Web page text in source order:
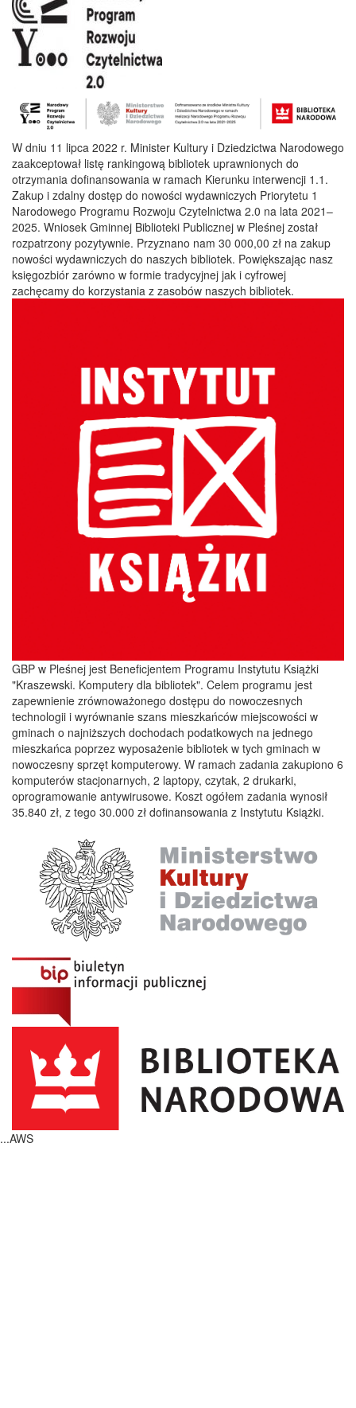
W dniu 11 lipca 2022 r. Minister Kultury i Dziedzictwa Narodowego
zaakceptował listę rankingową bibliotek uprawnionych do
otrzymania dofinansowania w ramach Kierunku interwencji 1.1.
Zakup i zdalny dostęp do nowości wydawniczych Priorytetu 1
Narodowego Programu Rozwoju Czytelnictwa 2.0 na lata 2021–
2025. Wniosek Gminnej Biblioteki Publicznej w Pleśnej został
rozpatrzony pozytywnie. Przyznano nam 30 000,00 zł na zakup
nowości wydawniczych do naszych bibliotek. Powiększając nasz
księgozbiór zarówno w formie tradycyjnej jak i cyfrowej
zachęcamy do korzystania z zasobów naszych bibliotek.
GBP w Pleśnej jest Beneficjentem Programu Instytutu Książki
"Kraszewski. Komputery dla bibliotek". Celem programu jest
zapewnienie zrównoważonego dostępu do nowoczesnych
technologii i wyrównanie szans mieszkańców miejscowości w
gminach o najniższych dochodach podatkowych na jednego
mieszkańca poprzez wyposażenie bibliotek w tych gminach w
nowoczesny sprzęt komputerowy. W ramach zadania zakupiono 6
komputerów stacjonarnych, 2 laptopy, czytak, 2 drukarki,
oprogramowanie antywirusowe. Koszt ogółem zadania wynosił
35.840 zł, z tego 30.000 zł dofinansowania z Instytutu Książki.
...AWS